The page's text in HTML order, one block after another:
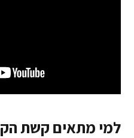
למי מתאים קשת